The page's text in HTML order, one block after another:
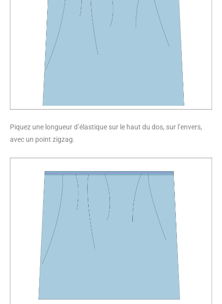
Piquez une longueur d’élastique sur le haut du dos, sur l’envers,
avec un point zigzag.